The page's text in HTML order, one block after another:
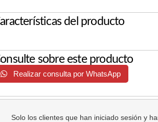
del producto
sobre este producto
Realizar consulta por WhatsApp
Solo los clientes que han iniciado sesión y